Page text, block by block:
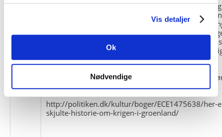
Vis detaljer
Ok
Nødvendige
og Marius Jensen som medlem. Marius Jensens
befinder sig i Militärhistorisches Museum i Dresden
(Tyskland). Kopierne af Friedrich Littmanns
klausuleret iht. aftalen med giveren og Franz
Kontakt venligst Arktisk Instituts ledelse i
brugen af materialet til studie- og
formål.
Nedenunder findes et link til en presseartikel
historien om Nordøstgrønlands Slædepatrulje:
http://politiken.dk/kultur/boger/ECE1475638/her-
skjulte-historie-om-krigen-i-groenland/